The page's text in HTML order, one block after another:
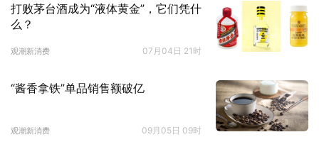
打败茅台酒成为“液体黄金”，它们凭什
么？
观潮新消费 07月04日 21时
“酱香拿铁”单品销售额破亿
观潮新消费 09月05日 09时